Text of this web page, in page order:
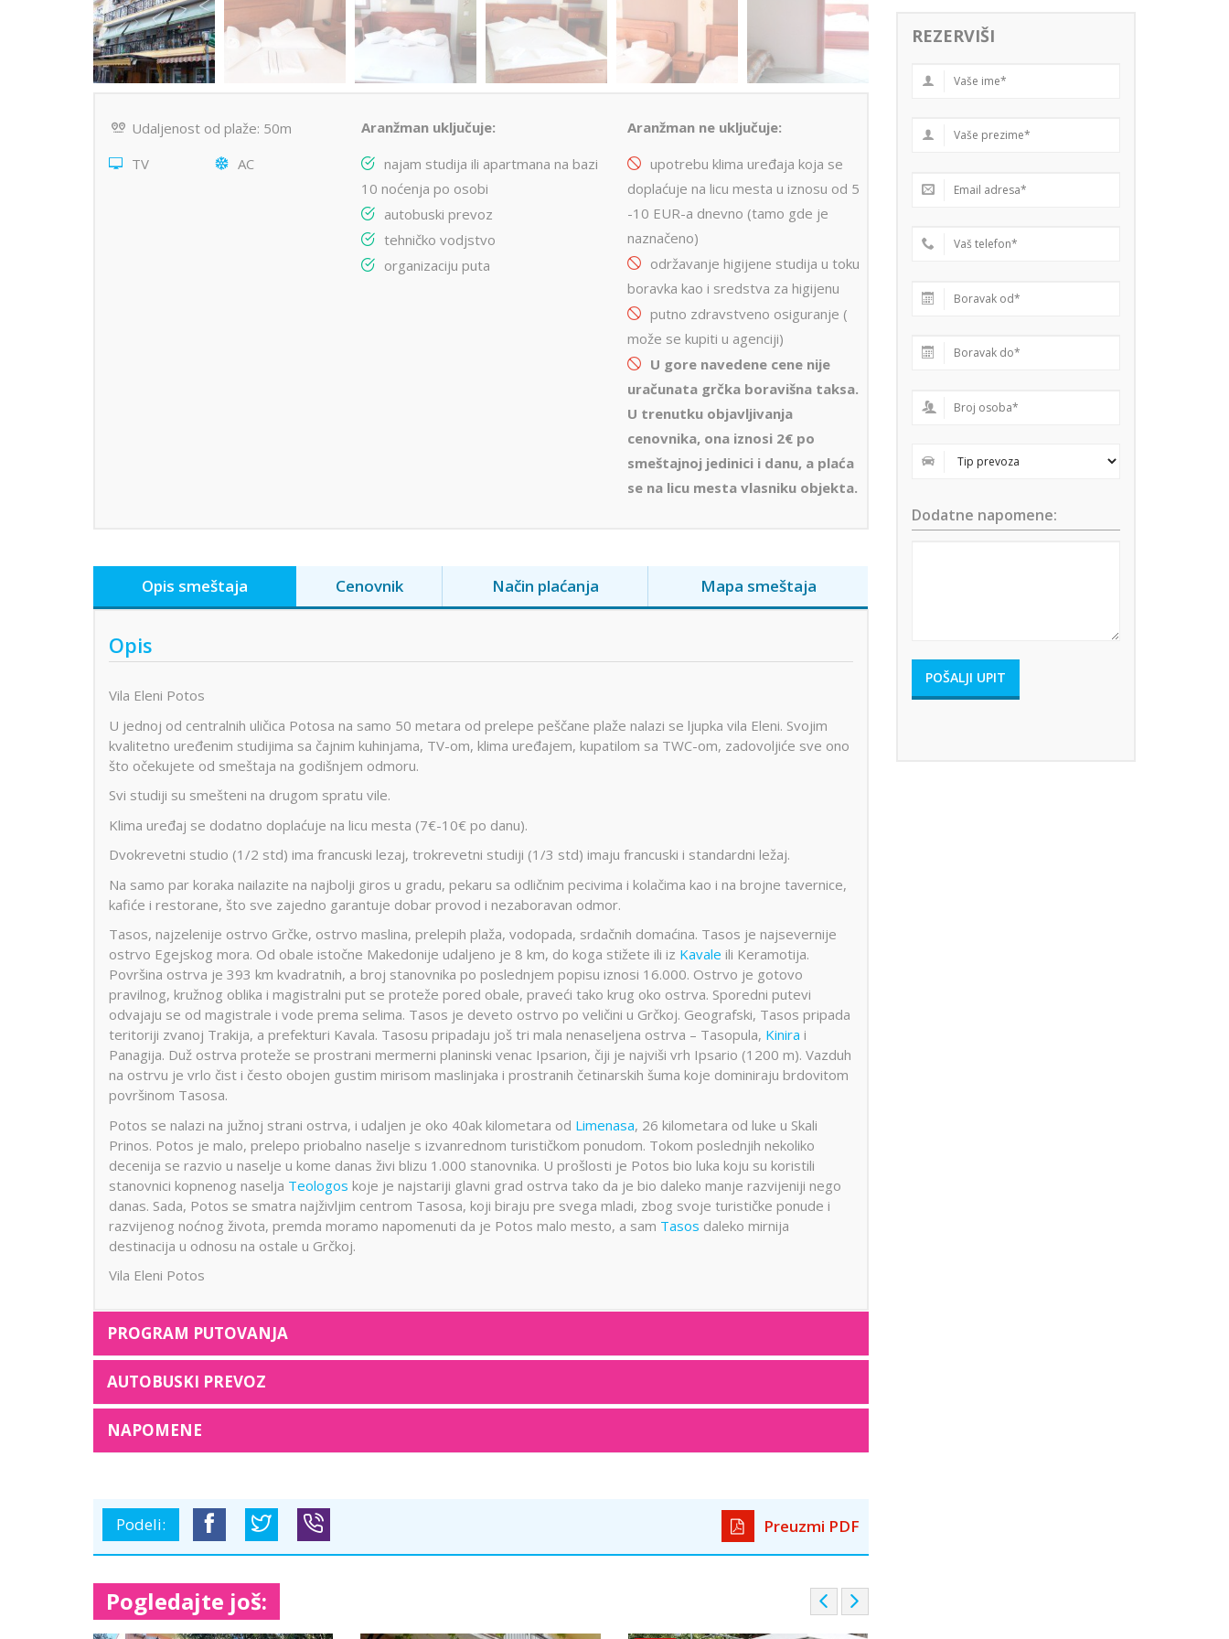
Udaljenost od plaže: 50m
TV
AC
Aranžman uključuje:
najam studija ili apartmana na bazi
10 noćenja po osobi
autobuski prevoz
tehničko vodjstvo
organizaciju puta
Aranžman ne uključuje:
upotrebu klima uređaja koja se
doplaćuje na licu mesta u iznosu od 5
-10 EUR-a dnevno (tamo gde je
naznačeno)
održavanje higijene studija u toku
boravka kao i sredstva za higijenu
putno zdravstveno osiguranje (
može se kupiti u agenciji)
U gore navedene cene nije
uračunata grčka boravišna taksa.
U trenutku objavljivanja
cenovnika, ona iznosi 2€ po
smeštajnoj jedinici i danu, a plaća
se na licu mesta vlasniku objekta.
Opis smeštaja Cenovnik Način plaćanja Mapa smeštaja
Opis
Vila Eleni Potos
U jednoj od centralnih uličica Potosa na samo 50 metara od prelepe peščane plaže nalazi se ljupka vila Eleni. Svojim
kvalitetno uređenim studijima sa čajnim kuhinjama, TV-om, klima uređajem, kupatilom sa TWC-om, zadovoljiće sve ono
što očekujete od smeštaja na godišnjem odmoru.
Svi studiji su smešteni na drugom spratu vile.
Klima uređaj se dodatno doplaćuje na licu mesta (7€-10€ po danu).
Dvokrevetni studio (1/2 std) ima francuski lezaj, trokrevetni studiji (1/3 std) imaju francuski i standardni ležaj.
Na samo par koraka nailazite na najbolji giros u gradu, pekaru sa odličnim pecivima i kolačima kao i na brojne tavernice,
kafiće i restorane, što sve zajedno garantuje dobar provod i nezaboravan odmor.
Tasos, najzelenije ostrvo Grčke, ostrvo maslina, prelepih plaža, vodopada, srdačnih domaćina. Tasos je najsevernije
ostrvo Egejskog mora. Od obale istočne Makedonije udaljeno je 8 km, do koga stižete ili iz Kavale ili Keramotija.
Površina ostrva je 393 km kvadratnih, a broj stanovnika po poslednjem popisu iznosi 16.000. Ostrvo je gotovo
pravilnog, kružnog oblika i magistralni put se proteže pored obale, praveći tako krug oko ostrva. Sporedni putevi
odvajaju se od magistrale i vode prema selima. Tasos je deveto ostrvo po veličini u Grčkoj. Geografski, Tasos pripada
teritoriji zvanoj Trakija, a prefekturi Kavala. Tasosu pripadaju još tri mala nenaseljena ostrva – Tasopula, Kinira i
Panagija. Duž ostrva proteže se prostrani mermerni planinski venac Ipsarion, čiji je najviši vrh Ipsario (1200 m). Vazduh
na ostrvu je vrlo čist i često obojen gustim mirisom maslinjaka i prostranih četinarskih šuma koje dominiraju brdovitom
površinom Tasosa.
Potos se nalazi na južnoj strani ostrva, i udaljen je oko 40ak kilometara od Limenasa, 26 kilometara od luke u Skali
Prinos. Potos je malo, prelepo priobalno naselje s izvanrednom turističkom ponudom. Tokom poslednjih nekoliko
decenija se razvio u naselje u kome danas živi blizu 1.000 stanovnika. U prošlosti je Potos bio luka koju su koristili
stanovnici kopnenog naselja Teologos koje je najstariji glavni grad ostrva tako da je bio daleko manje razvijeniji nego
danas. Sada, Potos se smatra najživljim centrom Tasosa, koji biraju pre svega mladi, zbog svoje turističke ponude i
razvijenog noćnog života, premda moramo napomenuti da je Potos malo mesto, a sam Tasos daleko mirnija
destinacija u odnosu na ostale u Grčkoj.
Vila Eleni Potos
PROGRAM PUTOVANJA
AUTOBUSKI PREVOZ
NAPOMENE
Podeli: Preuzmi PDF
Pogledajte još:
r
e
REZERVIŠI
Dodatne napomene: